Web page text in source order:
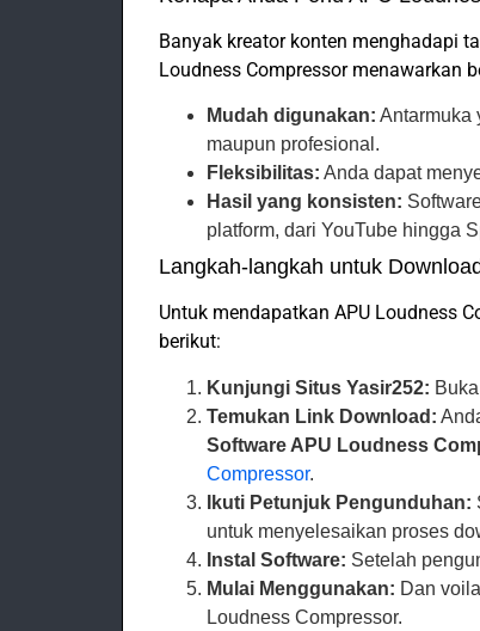
Banyak kreator konten menghadapi
Loudness Compressor menawarkan
Mudah digunakan: Antarmuka
maupun profesional.
Fleksibilitas: Anda dapat
Hasil yang konsisten:
platform, dari YouTube hingga
Langkah-langkah untuk
Untuk mendapatkan APU Loudness
berikut:
Kunjungi Situs Yasir252: Buka
Temukan Link Download:
Software APU Loudness
Compressor.
Ikuti Petunjuk Pengunduhan:
untuk menyelesaikan proses
Instal Software: Setelah
Mulai Menggunakan: Dan
Loudness Compressor.